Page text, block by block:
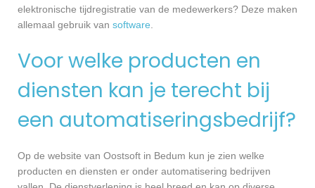
elektronische tijdregistratie van de medewerkers? Deze maken
allemaal gebruik van software
Voor welke producten en
diensten kan je terecht bij
een automatiseringsbedrijf?
Op de website van Oostsoft in Bedum kun je zien welke
producten en diensten er onder automatisering bedrijven